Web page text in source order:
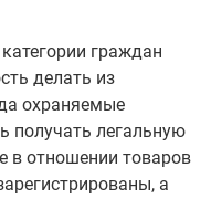
граждан
делать из
охраняемые
получать легальную
в отношении товаров
а